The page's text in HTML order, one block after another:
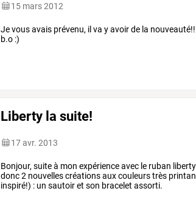
15 mars 2012
Je vous avais prévenu, il va y avoir de la
b.o :)
Liberty la suite!
17 avr. 2013
Bonjour, suite à mon expérience avec le ruban
donc 2 nouvelles créations aux couleurs très
inspiré!) : un sautoir et son bracelet assorti.